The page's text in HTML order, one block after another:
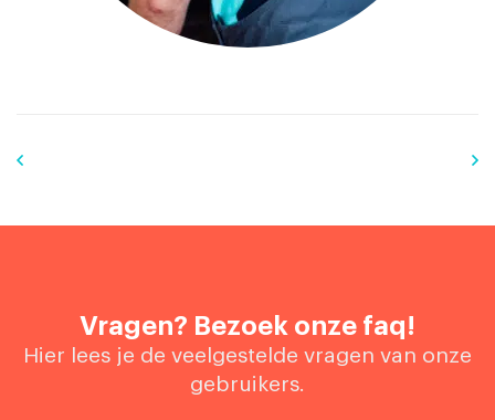
Vragen? Bezoek onze faq!
Hier lees je de veelgestelde vragen van onze
gebruikers.